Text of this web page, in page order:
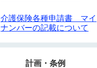
介護保険各種申請書 マイ
ナンバーの記載について
計画・条例